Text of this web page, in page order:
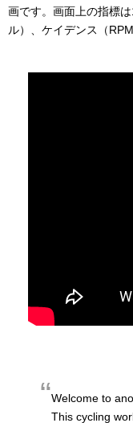
画です。画面上の指標
ル）、ケイデンス（
Welcome to
This cycling